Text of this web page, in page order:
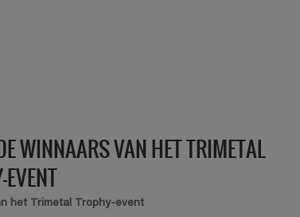
WINNAARS VAN HET TRIMETAL
het Trimetal Trophy-event